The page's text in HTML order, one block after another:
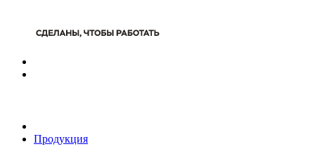
Продукция